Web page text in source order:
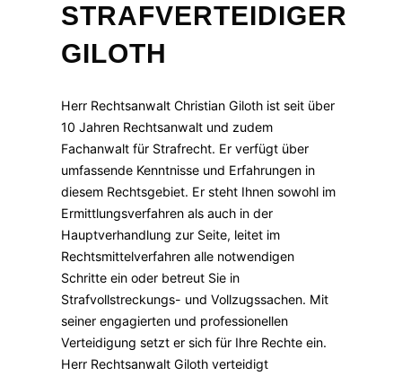
STRAFVERTEIDIGER
GILOTH
Herr Rechtsanwalt Christian Giloth ist seit über
10 Jahren Rechtsanwalt und zudem
Fachanwalt für Strafrecht. Er verfügt über
umfassende Kenntnisse und Erfahrungen in
diesem Rechtsgebiet. Er steht Ihnen sowohl im
Ermittlungsverfahren als auch in der
Hauptverhandlung zur Seite, leitet im
Rechtsmittelverfahren alle notwendigen
Schritte ein oder betreut Sie in
Strafvollstreckungs- und Vollzugssachen. Mit
seiner engagierten und professionellen
Verteidigung setzt er sich für Ihre Rechte ein.
Herr Rechtsanwalt Giloth verteidigt